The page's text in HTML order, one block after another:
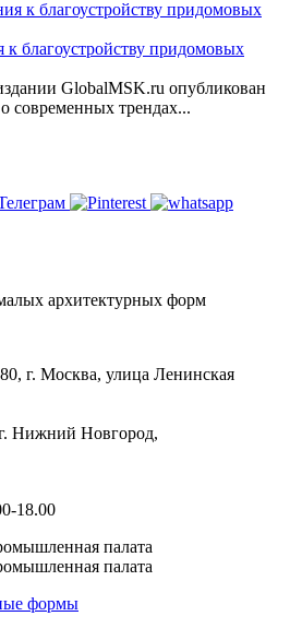
благоустройству придомовых
GlobalMSK.ru опубликован
современных трендах...
архитектурных форм
г. Москва, улица Ленинская
Нижний Новгород,
18.00
формы